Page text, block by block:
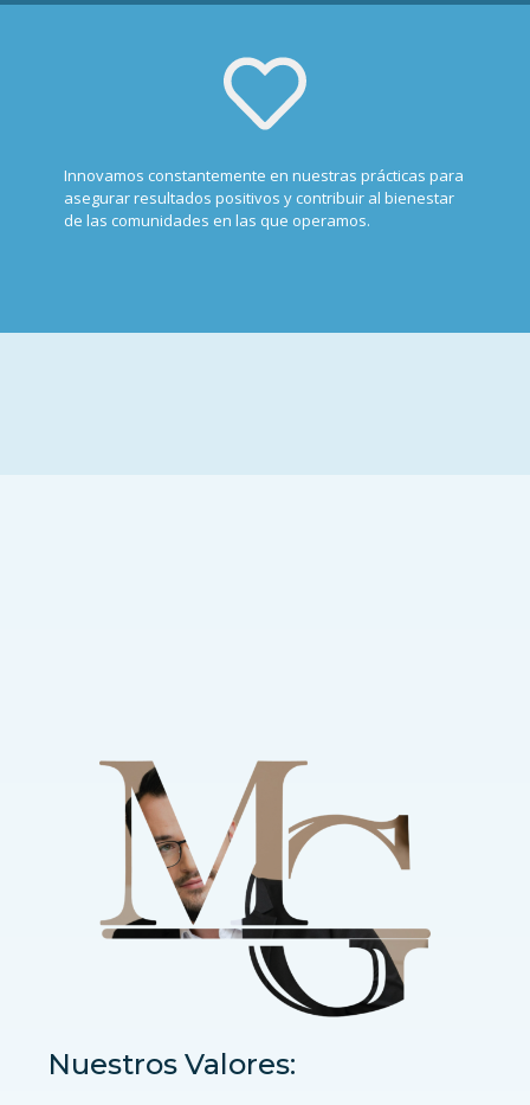
Innovamos constantemente en nuestras prácticas para
asegurar resultados positivos y contribuir al bienestar
de las comunidades en las que operamos.
Nuestros Valores: